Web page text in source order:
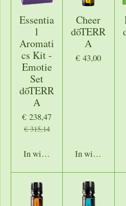
Essentia
l
Aromati
cs Kit -
Emotie
Set
dōTERR
A
€ 238,47
€ 315,14
In winkelwagen
Cheer
dōTERR
A
€ 43,00
In